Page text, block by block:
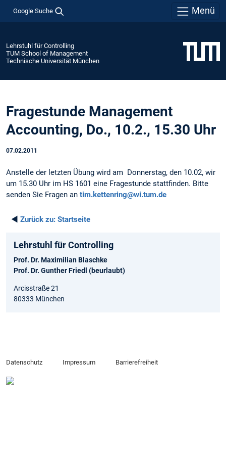
Google Suche Menü
Lehrstuhl für Controlling
TUM School of Management
Technische Universität München
Fragestunde Management
Accounting, Do., 10.2., 15.30 Uhr
07.02.2011
Anstelle der letzten Übung wird am Donnerstag, den 10.02, wir
um 15.30 Uhr im HS 1601 eine Fragestunde stattfinden. Bitte
senden Sie Fragen an tim.kettenring@wi.tum.de
◄ Zurück zu: Startseite
Lehrstuhl für Controlling
Prof. Dr. Maximilian Blaschke
Prof. Dr. Gunther Friedl (beurlaubt)
Arcisstraße 21
80333 München
Datenschutz Impressum Barrierefreiheit